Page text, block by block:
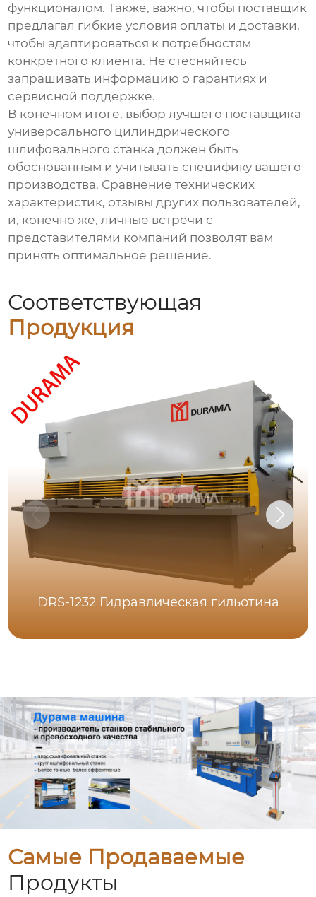
функционалом. Также, важно, чтобы поставщик
предлагал гибкие условия оплаты и доставки,
чтобы адаптироваться к потребностям
конкретного клиента. Не стесняйтесь
запрашивать информацию о гарантиях и
сервисной поддержке.
В конечном итоге, выбор лучшего поставщика
универсального цилиндрического
шлифовального станка должен быть
обоснованным и учитывать специфику вашего
производства. Сравнение технических
характеристик, отзывы других пользователей,
и, конечно же, личные встречи с
представителями компаний позволят вам
принять оптимальное решение.
Соответствующая
Продукция
DRS-1232 Гидравлическая гильотина
Самые Продаваемые
Продукты